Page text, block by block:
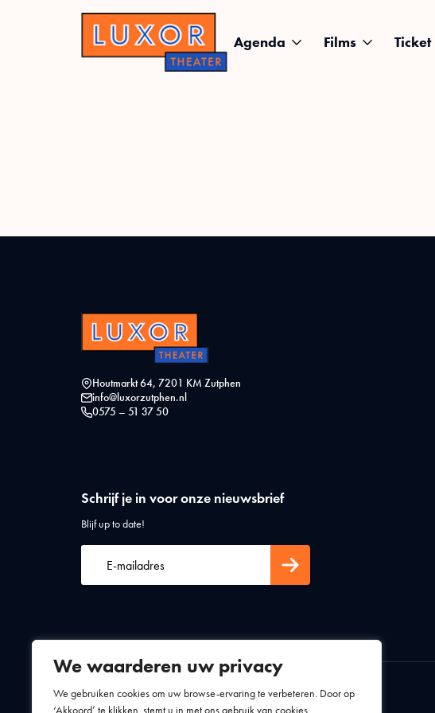
We waarderen uw privacy
We gebruiken cookies om uw browse-ervaring te verbeteren. Door op
‘Akkoord’ te klikken, stemt u in met ons gebruik van cookies.
Agenda Films
Houtmarkt 64, 7201 KM Zutphen
info@luxorzutphen.nl
0575 – 51 37 50
Schrijf je in voor onze nieuwsbrief
Blijf up to date!
Algemene voorwaardenPrivacy statement